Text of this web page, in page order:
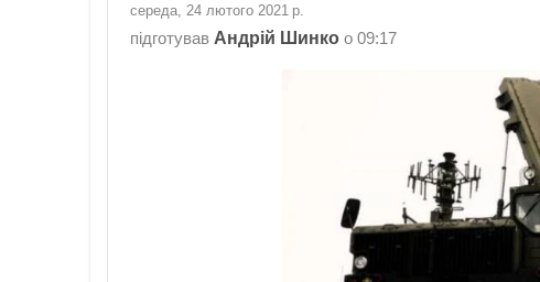
середа, 24 лютого 2021 р.
підготував Андрій Шинко о 09:17